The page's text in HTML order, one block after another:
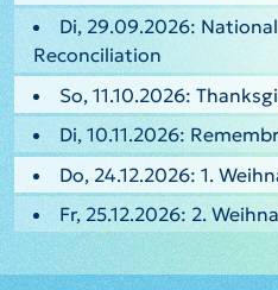
Di, 29.09.2026:
Reconciliation
So, 11.10.2026:
Di, 10.11.2026:
Do, 24.12.2026: 1.
Fr, 25.12.2026: 2.